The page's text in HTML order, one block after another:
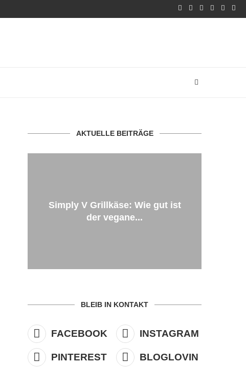
AKTUELLE BEITRÄGE
Simply V Grillkäse: Wie gut ist
der vegane...
BLEIB IN KONTAKT
FACEBOOK INSTAGRAM
PINTEREST BLOGLOVIN